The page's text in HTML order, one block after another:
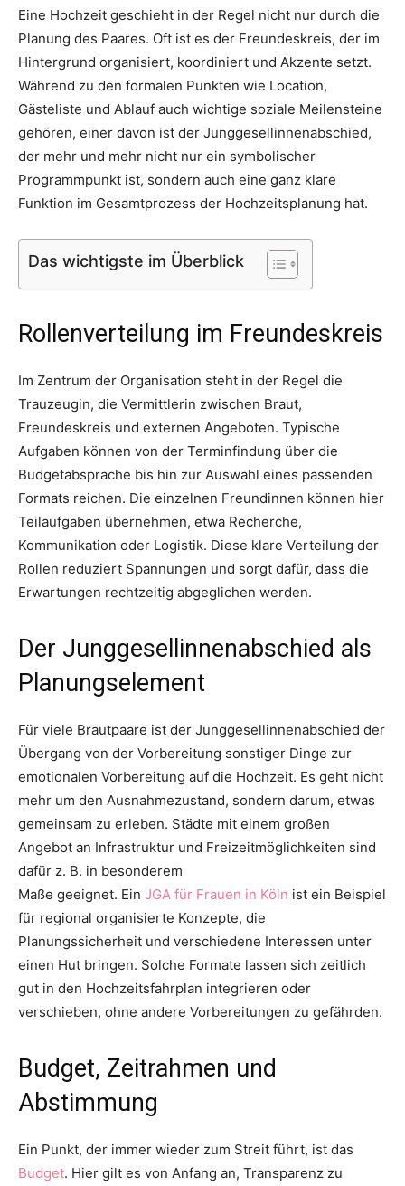
Thema
Hochzeit
Eine Hochzeit geschieht in der Regel nicht nur durch die
Planung des Paares. Oft ist es der Freundeskreis, der im
Hintergrund organisiert, koordiniert und Akzente setzt.
Während zu den formalen Punkten wie Location,
Gästeliste und Ablauf auch wichtige soziale Meilensteine
gehören, einer davon ist der Junggesellinnenabschied,
der mehr und mehr nicht nur ein symbolischer
Programmpunkt ist, sondern auch eine ganz klare
Funktion im Gesamtprozess der Hochzeitsplanung hat.
Das wichtigste im Überblick
Rollenverteilung im Freundeskreis
Im Zentrum der Organisation steht in der Regel die
Trauzeugin, die Vermittlerin zwischen Braut,
Freundeskreis und externen Angeboten. Typische
Aufgaben können von der Terminfindung über die
Budgetabsprache bis hin zur Auswahl eines passenden
Formats reichen. Die einzelnen Freundinnen können hier
Teilaufgaben übernehmen, etwa Recherche,
Kommunikation oder Logistik. Diese klare Verteilung der
Rollen reduziert Spannungen und sorgt dafür, dass die
Erwartungen rechtzeitig abgeglichen werden.
Der Junggesellinnenabschied als
Planungselement
Für viele Brautpaare ist der Junggesellinnenabschied der
Übergang von der Vorbereitung sonstiger Dinge zur
emotionalen Vorbereitung auf die Hochzeit. Es geht nicht
mehr um den Ausnahmezustand, sondern darum, etwas
gemeinsam zu erleben. Städte mit einem großen
Angebot an Infrastruktur und Freizeitmöglichkeiten sind
dafür z. B. in besonderem
Maße geeignet. Ein JGA für Frauen in Köln ist ein Beispiel
für regional organisierte Konzepte, die
Planungssicherheit und verschiedene Interessen unter
einen Hut bringen. Solche Formate lassen sich zeitlich
gut in den Hochzeitsfahrplan integrieren oder
verschieben, ohne andere Vorbereitungen zu gefährden.
Budget, Zeitrahmen und
Abstimmung
Ein Punkt, der immer wieder zum Streit führt, ist das
Budget. Hier gilt es von Anfang an, Transparenz zu